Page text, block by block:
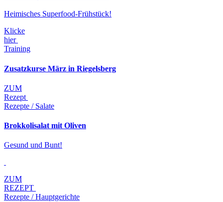
Heimisches Superfood-Frühstück!
Klicke
hier
Training
Zusatzkurse März in Riegelsberg
ZUM
Rezept
Rezepte / Salate
Brokkolisalat mit Oliven
Gesund und Bunt!
ZUM
REZEPT
Rezepte / Hauptgerichte